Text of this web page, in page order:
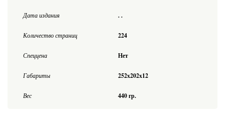
Дата издания . .
Количество страниц 224
Спеццена Нет
Габариты 252x202x12
Вес 440 гр.